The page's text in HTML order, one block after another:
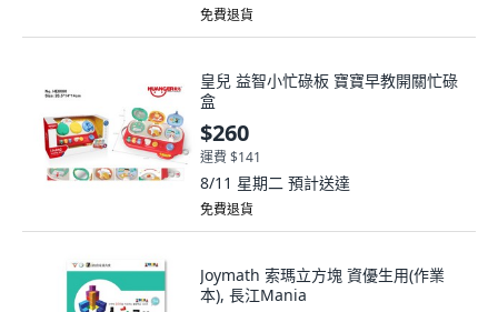
免費退貨
皇兒 益智小忙碌板 寶寶早教開關忙碌
盒
$260
運費 $141
8/11 星期二 預計送達
免費退貨
Joymath 索瑪立方塊 資優生用(作業
本), 長江Mania